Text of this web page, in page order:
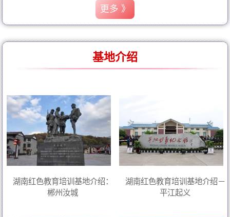
更多 》
基地介绍
湖南红色教育培训基地介绍：
郴州汝城
湖南红色教育培训基地介绍－
平江起义